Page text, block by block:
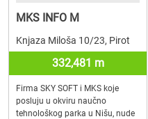
MKS INFO M
Knjaza Miloša 10/23, Pirot
332,481 m
Firma SKY SOFT i MKS koje
posluju u okviru naučno
tehnološkog parka u Nišu, nude